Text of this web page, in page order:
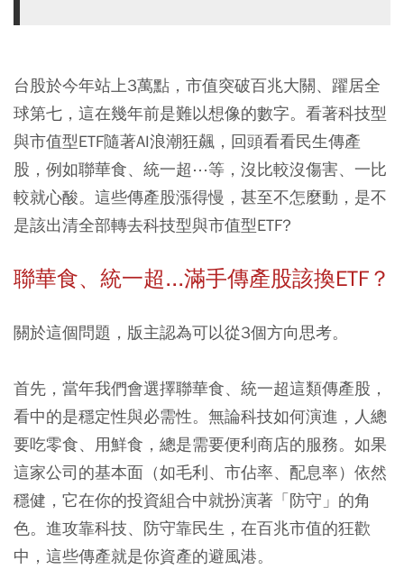
台股於今年站上3萬點，市值突破百兆大關、躍居全
球第七，這在幾年前是難以想像的數字。看著科技型
與市值型ETF隨著AI浪潮狂飆，回頭看看民生傳產
股，例如聯華食、統一超⋯等，沒比較沒傷害、一比
較就心酸。這些傳產股漲得慢，甚至不怎麼動，是不
是該出清全部轉去科技型與市值型ETF?
聯華食、統一超...滿手傳產股該換ETF？
關於這個問題，版主認為可以從3個方向思考。
首先，當年我們會選擇聯華食、統一超這類傳產股，
看中的是穩定性與必需性。無論科技如何演進，人總
要吃零食、用鮮食，總是需要便利商店的服務。如果
這家公司的基本面（如毛利、市佔率、配息率）依然
穩健，它在你的投資組合中就扮演著「防守」的角
色。進攻靠科技、防守靠民生，在百兆市值的狂歡
中，這些傳產就是你資產的避風港。